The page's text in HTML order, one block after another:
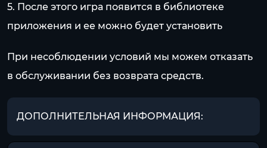
5. После этого игра появится в библиотеке
приложения и ее можно будет установить
При несоблюдении условий мы можем отказать
в обслуживании без возврата средств.
ДОПОЛНИТЕЛЬНАЯ ИНФОРМАЦИЯ: